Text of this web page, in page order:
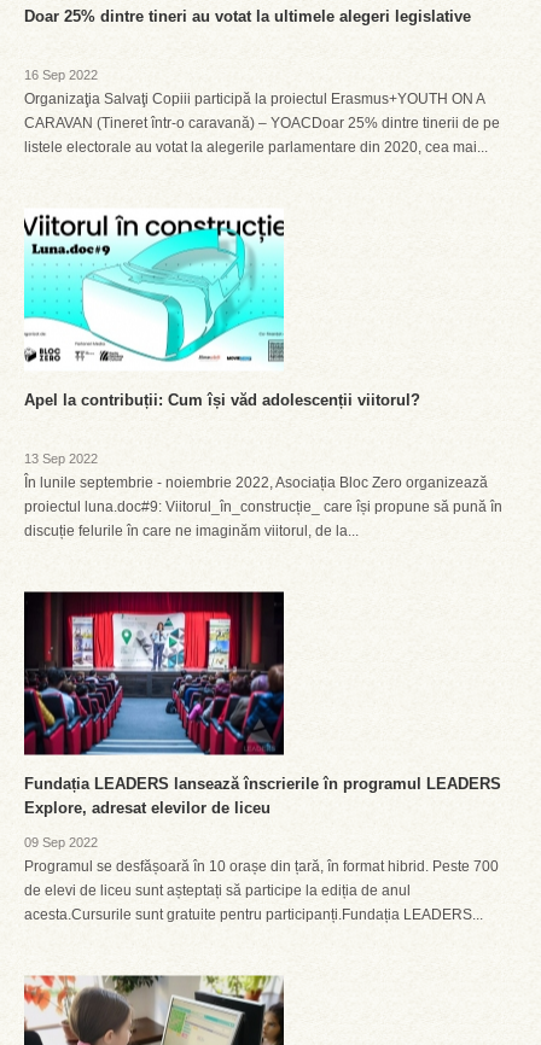
Doar 25% dintre tineri au votat la ultimele alegeri legislative
16 Sep 2022
Organizaţia Salvaţi Copiii participă la proiectul Erasmus+YOUTH ON A
CARAVAN (Tineret într-o caravană) – YOACDoar 25% dintre tinerii de pe
listele electorale au votat la alegerile parlamentare din 2020, cea mai...
Apel la contribuții: Cum își văd adolescenții viitorul?
13 Sep 2022
În lunile septembrie - noiembrie 2022, Asociația Bloc Zero organizează
proiectul luna.doc#9: Viitorul_în_construcție_ care își propune să pună în
discuție felurile în care ne imaginăm viitorul, de la...
Fundația LEADERS lansează înscrierile în programul LEADERS
Explore, adresat elevilor de liceu
09 Sep 2022
Programul se desfășoară în 10 orașe din țară, în format hibrid. Peste 700
de elevi de liceu sunt așteptați să participe la ediția de anul
acesta.Cursurile sunt gratuite pentru participanți.Fundația LEADERS...